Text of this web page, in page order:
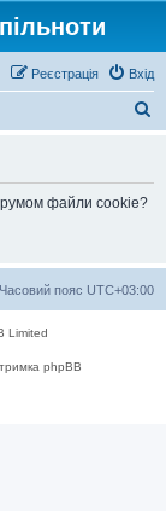
Вхід
Реєстрація
файли cookie?
Часовий пояс UTC+03:00
Limited
phpBB